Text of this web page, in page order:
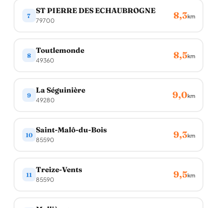
7
ST PIERRE DES ECHAUBROGNE
79700 8,3km
8
Toutlemonde
49360 8,5km
9
La Séguinière
49280 9,0km
10
Saint-Malô-du-Bois
85590 9,3km
11
Treize-Vents
85590 9,5km